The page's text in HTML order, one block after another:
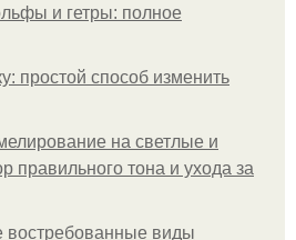
и гетры: полное
простой способ изменить
на светлые и
правильного тона и ухода за
востребованные виды